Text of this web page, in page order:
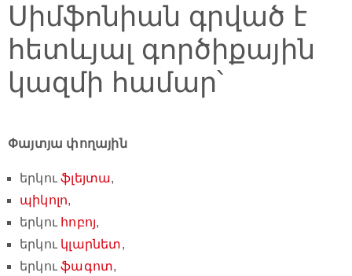
Սիմֆոնիան գրված է
հետևյալ գործիքային
կազմի համար՝
Փայտյա փողային
երկուֆլեյտա,
պիկոլո,
երկու հոբոյ,
երկու կլարնետ,
երկուֆագոտ,